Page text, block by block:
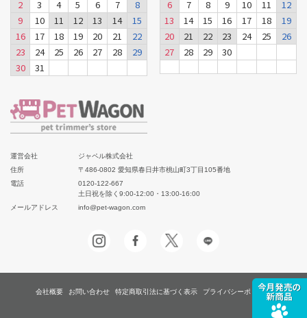
2
3 4 5 6 7
8
9
10 11 12 13 14
15
16
17 18 19 20 21
22
23
24 25 26 27 28
29
30
31
6
7 8 9 10 11
12
13
14 15 16 17 18
19
20
21 22 23 24 25
26
27
28 29 30
運営会社
ジャペル株式会社
住所
〒486-0802 愛知県春日井市桃山町3丁目105番地
電話
0120-122-667
土日祝を除く9:00-12:00・13:00-16:00
メールアドレス
info@pet-wagon.com
会社概要 お問い合わせ 特定商取引法に基づく表示 プライバシーポリシー